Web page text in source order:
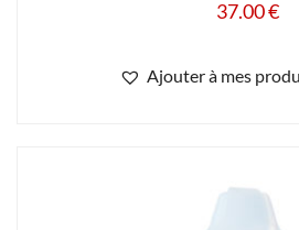
37.00€
Ajouter à mes